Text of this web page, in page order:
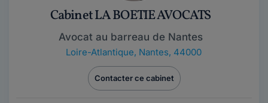
Cabinet LA BOETIE AVOCATS
Avocat au barreau de Nantes
Loire-Atlantique, Nantes, 44000
Contacter ce cabinet